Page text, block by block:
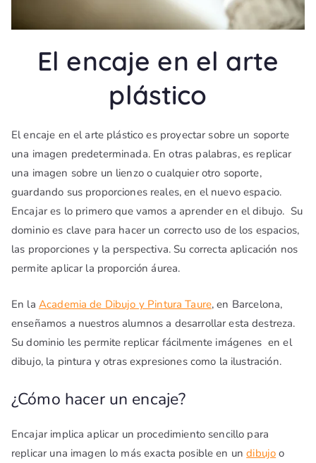
El encaje en el arte
plástico
El encaje en el arte plástico es proyectar sobre un soporte
una imagen predeterminada. En otras palabras, es replicar
una imagen sobre un lienzo o cualquier otro soporte,
guardando sus proporciones reales, en el nuevo espacio.
Encajar es lo primero que vamos a aprender en el dibujo. Su
dominio es clave para hacer un correcto uso de los espacios,
las proporciones y la perspectiva. Su correcta aplicación nos
permite aplicar la proporción áurea.
En la Academia de Dibujo y Pintura Taure, en Barcelona,
enseñamos a nuestros alumnos a desarrollar esta destreza.
Su dominio les permite replicar fácilmente imágenes en el
dibujo, la pintura y otras expresiones como la ilustración.
¿Cómo hacer un encaje?
Encajar implica aplicar un procedimiento sencillo para
replicar una imagen lo más exacta posible en undibujo o